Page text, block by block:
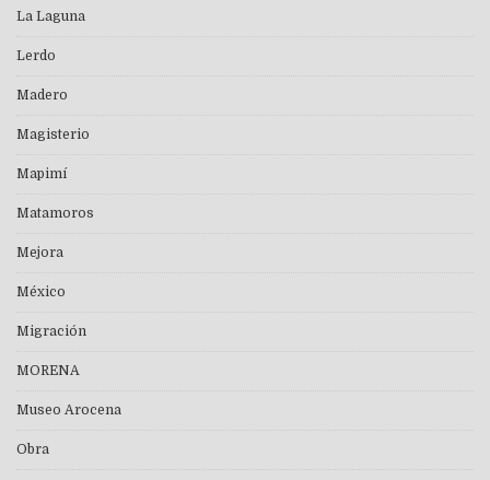
La Laguna
Lerdo
Madero
Magisterio
Mapimí
Matamoros
Mejora
México
Migración
MORENA
Museo Arocena
Obra